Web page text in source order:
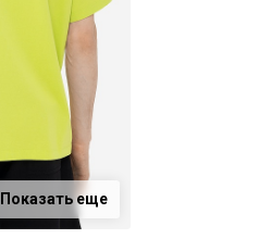
Показать еще